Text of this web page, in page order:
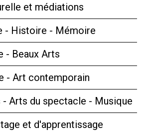
et médiations
- Histoire - Mémoire
- Beaux Arts
- Art contemporain
Arts du spectacle - Musique
et d'apprentissage